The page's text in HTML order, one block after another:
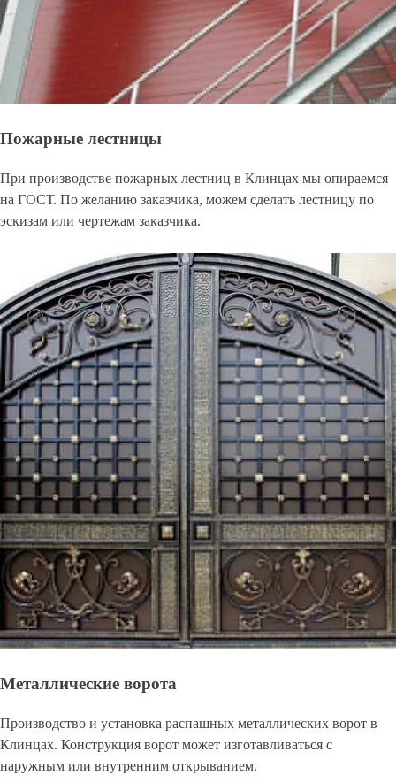
Пожарные лестницы
При производстве пожарных лестниц в Клинцах мы опираемся
на ГОСТ. По желанию заказчика, можем сделать лестницу по
эскизам или чертежам заказчика.
Металлические ворота
Производство и установка распашных металлических ворот в
Клинцах. Конструкция ворот может изготавливаться с
наружным или внутренним открыванием.